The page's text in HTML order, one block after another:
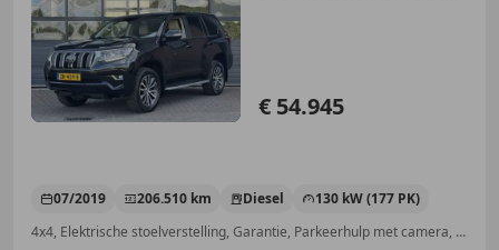
€ 54.945
07/2019 206.510 km Diesel
130 kW (177 PK)
4x4, Elektrische stoelverstelling, Garantie, Parkeerhulp met camera, Trekhaak, Startonderbreker, Nieuwe APK, Alarm